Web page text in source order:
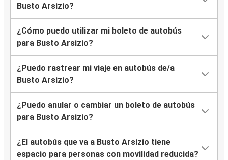
Busto Arsizio?
¿Cómo puedo utilizar mi boleto de autobús
para Busto Arsizio?
¿Puedo rastrear mi viaje en autobús de/a
Busto Arsizio?
¿Puedo anular o cambiar un boleto de autobús
para Busto Arsizio?
¿El autobús que va a Busto Arsizio tiene
espacio para personas con movilidad reducida?